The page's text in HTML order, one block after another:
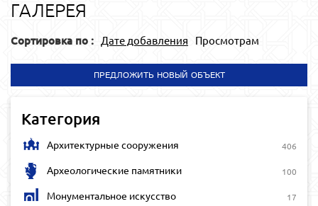
ГАЛЕРЕЯ
Сортировка по : Дате добавления Просмотрам
ПРЕДЛОЖИТЬ НОВЫЙ ОБЪЕКТ
Категория
Архитектурные сооружения 406
Археологические памятники 100
Монументальное искусство 17